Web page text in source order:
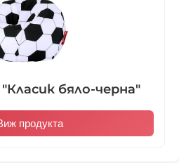
бяло-черна"
продукта